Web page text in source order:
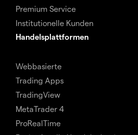
Premium Service
Institutionelle Kunden
Handelsplattformen
Webbasierte
Trading Apps
TradingView
MetaTrader 4
ProRealTime